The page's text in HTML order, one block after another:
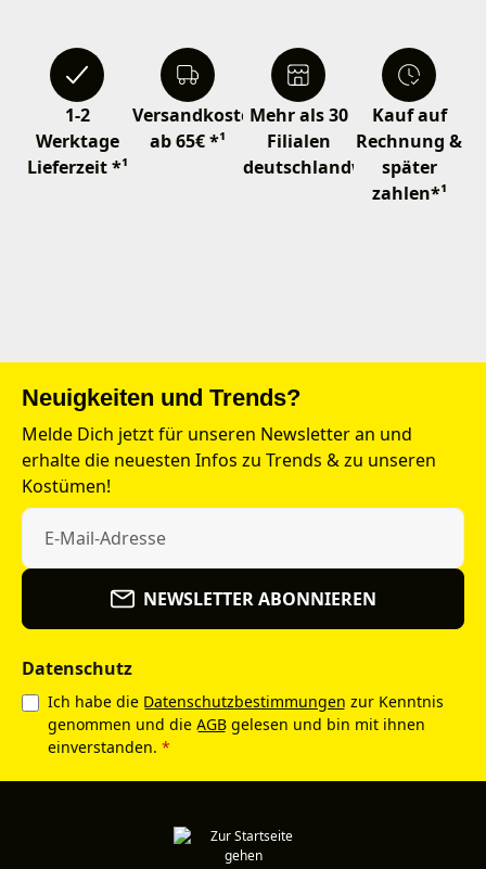
1-2
Werktage
Lieferzeit *¹
Versandkostenfrei
ab 65€ *¹
Mehr als 30
Filialen
deutschlandweit
Kauf auf
Rechnung &
später
zahlen*¹
Neuigkeiten und Trends?
Melde Dich jetzt für unseren Newsletter an und
erhalte die neuesten Infos zu Trends & zu unseren
Kostümen!
NEWSLETTER ABONNIEREN
Datenschutz
Ich habe die Datenschutzbestimmungen zur Kenntnis
genommen und die AGB gelesen und bin mit ihnen
einverstanden. *